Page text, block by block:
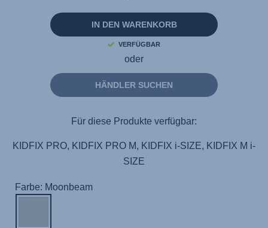
derselben
Seite.
IN DEN WARENKORB
VERFÜGBAR
oder
HÄNDLER SUCHEN
Für diese Produkte verfügbar:
KIDFIX PRO, KIDFIX PRO M, KIDFIX i-SIZE, KIDFIX M i-
SIZE
Farbe: Moonbeam